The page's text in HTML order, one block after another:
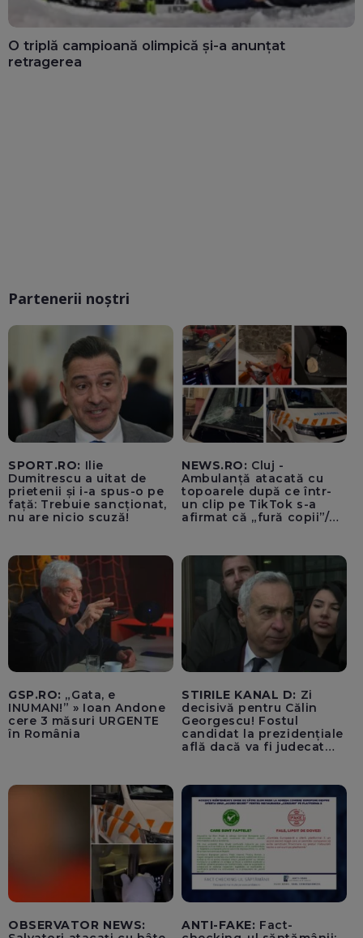
O triplă campioană olimpică și-a anunțat
retragerea
Partenerii noștri
SPORT.RO: Ilie
Dumitrescu a uitat de
prietenii și i-a spus-o pe
față: Trebuie sancționat,
nu are nicio scuză!
NEWS.RO: Cluj -
Ambulanță atacată cu
topoarele după ce într-
un clip pe TikTok s-a
afirmat că „fură copii”/
cioburile parbrizului
spart - FOTO, VIDEO
GSP.RO: „Gata, e
INUMAN!” » Ioan Andone
cere 3 măsuri URGENTE
în România
STIRILE KANAL D: Zi
decisivă pentru Călin
Georgescu! Fostul
candidat la prezidențiale
află dacă va fi judecat
OBSERVATOR NEWS:
ANTI-FAKE: Fact-